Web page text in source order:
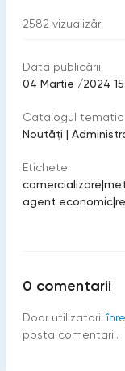
2582 vizualizări
Data publicării:
04 Martie /2024
Catalogul tematic
Noutăți |
Etichete:
comercializare|
agent economic|
0 comentarii
Doar utilizatorii
posta comentarii.